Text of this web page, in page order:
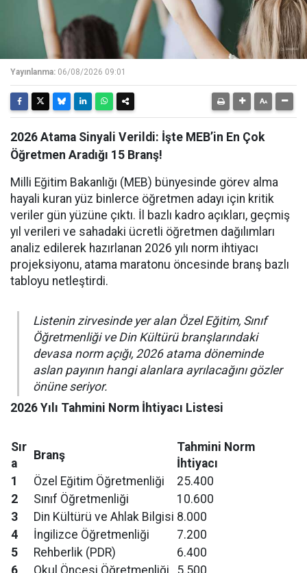
Yayınlanma: 06/08/2026 09:01
2026 Atama Sinyali Verildi: İşte MEB’in En Çok
Öğretmen Aradığı 15 Branş!
Milli Eğitim Bakanlığı (MEB) bünyesinde görev alma
hayali kuran yüz binlerce öğretmen adayı için kritik
veriler gün yüzüne çıktı. İl bazlı kadro açıkları, geçmiş
yıl verileri ve sahadaki ücretli öğretmen dağılımları
analiz edilerek hazırlanan 2026 yılı norm ihtiyacı
projeksiyonu, atama maratonu öncesinde branş bazlı
tabloyu netleştirdi.
Listenin zirvesinde yer alan Özel Eğitim, Sınıf
Öğretmenliği ve Din Kültürü branşlarındaki
devasa norm açığı, 2026 atama döneminde
aslan payının hangi alanlara ayrılacağını gözler
önüne seriyor.
2026 Yılı Tahmini Norm İhtiyacı Listesi
Sır
a
Branş
Tahmini Norm
İhtiyacı
1
Özel Eğitim Öğretmenliği
25.400
2
Sınıf Öğretmenliği
10.600
3
Din Kültürü ve Ahlak Bilgisi 8.000
4
İngilizce Öğretmenliği
7.200
5
Rehberlik (PDR)
6.400
6
Okul Öncesi Öğretmenliği
5.500